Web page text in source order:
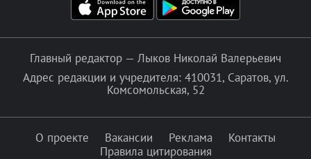
Главный редактор — Лыков Николай Валерьевич
Адрес редакции и учредителя: 410031, Саратов, ул.
Комсомольская, 52
О проекте Вакансии Реклама
Контакты
Правила цитирования